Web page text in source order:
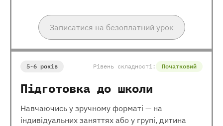
Записатися на безоплатний урок
5-6 років Рівень складності: Початковий
Підготовка до школи
Навчаючись у зручному форматі — на
індивідуальних заняттях або у групі, дитина